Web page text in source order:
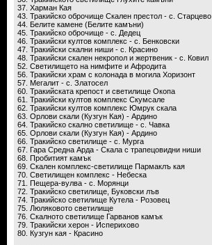
37. Харман Кая
43. Тракийско оброчище Скален престол - с. Старцево
44. Белите камене (Белите камъни)
45. Тракийско оброчище - с. Дедец
46. Тракийски култов комплекс - с. Бенковски
47. Тракийски скални ниши - с. Красино
48. Тракийски скален некропол и жертвеник - с. Ковил
52. Светилището на нимфите и Афродита
56. Тракийски храм с колонада в могила Хоризонт
57. Мегалит - с. Златосел
60. Тракийската крепост и светилище Окопа
61. Тракийски култов комплекс Скумсале
62. Тракийски култов комплекс Юмрук скала
63. Орлови скали (Кузгун Кая) - Ардино
64. Тракийско скално светилище - с. Чавка
65. Орлови скали (Кузгун Кая) - Ардино
66. Тракийско светилище - с. Мурга
67. Гара Средна Арда - Скала с трапецовидни ниши
68. Пробитият камък
69. Скален комплекс-светилище Пармаклъ кая
70. Светилищен комплекс - Небеска
71. Пещера-вулва - с. Морянци
72. Тракийско светилище, Буковски лъв
74. Тракийско светилище Кутела - Розовец
75. Люляковото светилище
76. Скалното светилище Гарванов камък
79. Тракийски херон - Исперихово
80. Кузгун кая - Красино